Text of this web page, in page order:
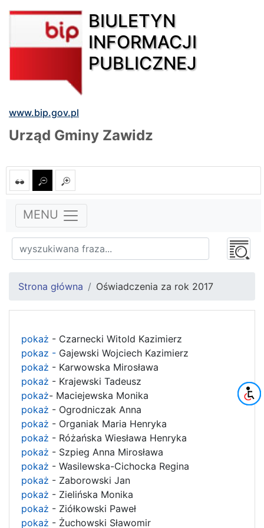
BIULETYN
INFORMACJI
PUBLICZNEJ
www.bip.gov.pl
Urząd Gminy Zawidz
MENU
Strona główna Oświadczenia za rok 2017
pokaż - Czarnecki Witold Kazimierz
pokaz - Gajewski Wojciech Kazimierz
pokaż - Karwowska Mirosława
pokaż - Krajewski Tadeusz
pokaż- Maciejewska Monika
pokaż - Ogrodniczak Anna
pokaż - Organiak Maria Henryka
pokaż - Różańska Wiesława Henryka
pokaż - Szpieg Anna Mirosława
pokaż - Wasilewska-Cichocka Regina
pokaż - Zaborowski Jan
pokaż - Zielińska Monika
pokaż - Ziółkowski Paweł
pokaż - Żuchowski Sławomir